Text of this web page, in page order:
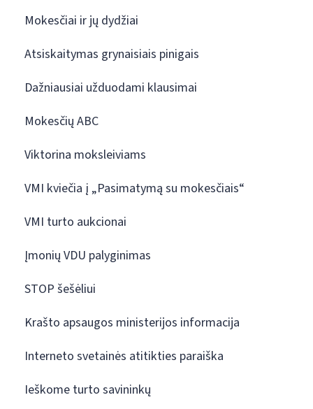
Mokesčiai ir jų dydžiai
Atsiskaitymas grynaisiais pinigais
Dažniausiai užduodami klausimai
Mokesčių ABC
Viktorina moksleiviams
VMI kviečia į „Pasimatymą su mokesčiais“
VMI turto aukcionai
Įmonių VDU palyginimas
STOP šešėliui
Krašto apsaugos ministerijos informacija
Interneto svetainės atitikties paraiška
Ieškome turto savininkų